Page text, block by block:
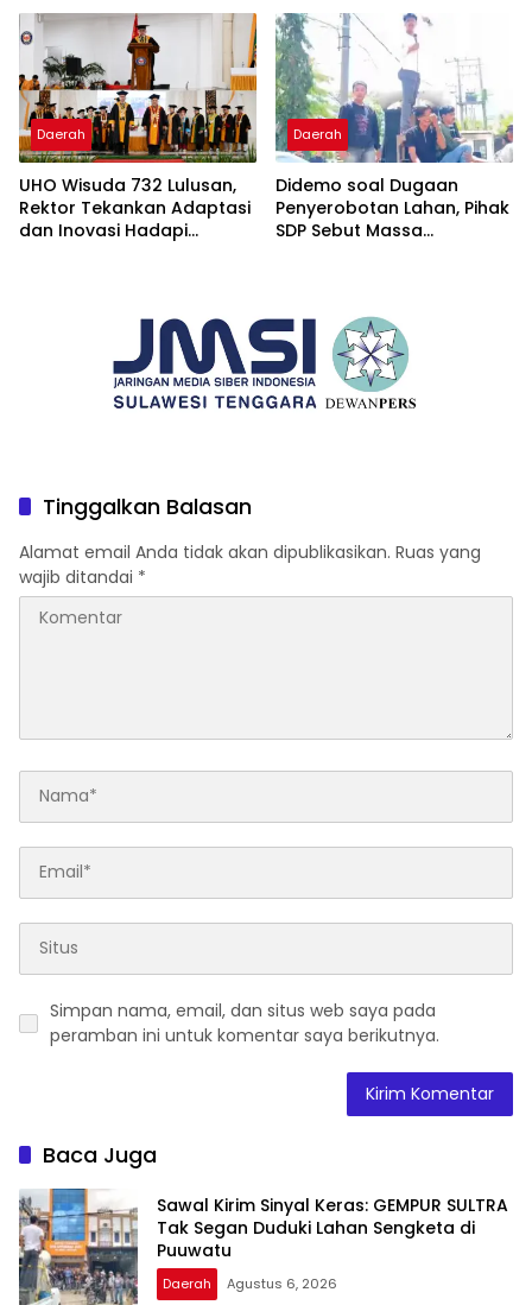
Daerah
UHO Wisuda 732 Lulusan,
Rektor Tekankan Adaptasi
dan Inovasi Hadapi
Daerah
Didemo soal Dugaan
Penyerobotan Lahan, Pihak
SDP Sebut Massa
Tinggalkan Balasan
Alamat email Anda tidak akan dipublikasikan. Ruas yang
wajib ditandai *
Simpan nama, email, dan situs web saya pada
peramban ini untuk komentar saya berikutnya.
Baca Juga
Sawal Kirim Sinyal Keras: GEMPUR SULTRA
Tak Segan Duduki Lahan Sengketa di
Puuwatu
Daerah Agustus 6, 2026